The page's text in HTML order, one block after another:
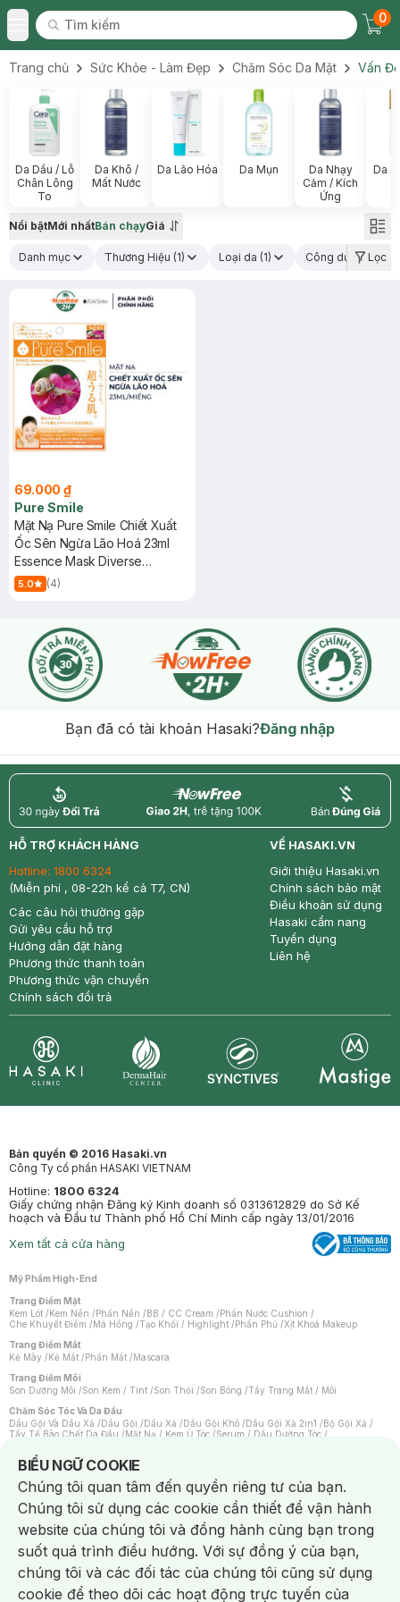
Toggle Menu
Tìm kiếm
Tìm kiếm
0
Trang chủ Sức Khỏe - Làm Đẹp Chăm Sóc Da Mặt Vấn
Da Dầu / Lỗ
Chân Lông
To
Da Khô /
Mất Nước
Da Lão Hóa Da Mụn
Da Nhạy
Cảm / Kích
Ứng
Da
Nổi bậtMới nhấtBán chạyGiá
Danh mục Thương Hiệu (1) Loại da (1) Công dụng chính
Lọc
69.000 ₫
Pure Smile
Mặt Nạ Pure Smile Chiết Xuất
Ốc Sên Ngừa Lão Hoá 23ml
Essence Mask Diverse
Organism Series - Snail
5.0 (4)
Bạn đã có tài khoản Hasaki?Đăng nhập
return nowfree price
HỖ TRỢ KHÁCH HÀNG
Hotline: 1800 6324
(Miễn phí , 08-22h kể cả T7, CN)
Các câu hỏi thường gặp
Gửi yêu cầu hỗ trợ
Hướng dẫn đặt hàng
Phương thức thanh toán
Phương thức vận chuyển
Chính sách đổi trả
VỀ HASAKI.VN
Giới thiệu Hasaki.vn
Chính sách bảo mật
Điều khoản sử dụng
Hasaki cẩm nang
Tuyển dụng
Liên hệ
Bản quyền © 2016 Hasaki.vn
Công Ty cổ phần HASAKI VIETNAM
Hotline: 1800 6324
Giấy chứng nhận Đăng ký Kinh doanh số 0313612829 do Sở Kế
hoạch và Đầu tư Thành phố Hồ Chí Minh cấp ngày 13/01/2016
Xem tất cả cửa hàng
Mỹ Phẩm High-End
Trang Điểm Mặt
Kem Lót /Kem Nền /Phấn Nền /BB / CC Cream /Phấn Nước Cushion /
Che Khuyết Điểm /Má Hồng /Tạo Khối / Highlight /Phấn Phủ /Xịt Khoá Makeup
Trang Điểm Mắt
Kẻ Mày /Kẻ Mắt /Phấn Mắt /Mascara
Trang Điểm Môi
Son Dưỡng Môi /Son Kem / Tint /Son Thỏi /Son Bóng /Tẩy Trang Mắt / Môi
Chăm Sóc Tóc Và Da Đầu
Dầu Gội Và Dầu Xả /Dầu Gội /Dầu Xả /Dầu Gội Khô /Dầu Gội Xả 2in1 /Bộ Gội Xả /
Tẩy Tế Bào Chết Da Đầu /Mặt Nạ / Kem Ủ Tóc /Serum / Dầu Dưỡng Tóc /
Máy Sấy Tóc
Lược
Kem Tẩy Lông/Dụng Cụ Tẩy Lông
Nước Hoa
Nước Hoa Nam Nước Hoa Cao Cấp Xịt Thơm Toàn Thân
Nước Hoa Vùng Kín
Chăm Sóc Cá Nhân
Chống Muỗi
Khẩu Trang Máy Massage Mặt Nạ Xông Hơi/Nước Rửa Tay
Sản Phẩm Chăm Sóc Khác/ Bàn Chải Đánh Răng /Bàn Chải Điện/
Hỗ Trợ Trắng Răng / Kem Đánh Răng Máy Tăm Nước Nước Súc Miệng
Tăm / Chỉ Nha Khoa /Xịt Thơm Miệng / Dung Dịch Vệ Sinh/Dưỡng Vùng Kín/
BIỂU NGỮ COOKIE
Notice about cookies usage
Chúng tôi quan tâm đến quyền riêng tư của bạn.
Chúng tôi sử dụng các cookie cần thiết để vận hành
website của chúng tôi và đồng hành cùng bạn trong
suốt quá trình điều hướng. Với sự đồng ý của bạn,
chúng tôi và các đối tác của chúng tôi cũng sử dụng
cookie để theo dõi các hoạt động trực tuyến của